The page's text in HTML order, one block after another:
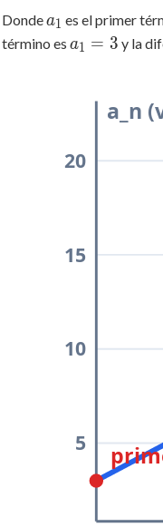
a_1
+
Dondea_1
a1 es el primer
término es a_1
a1 = 3 y la
5
10
15
20
a_n